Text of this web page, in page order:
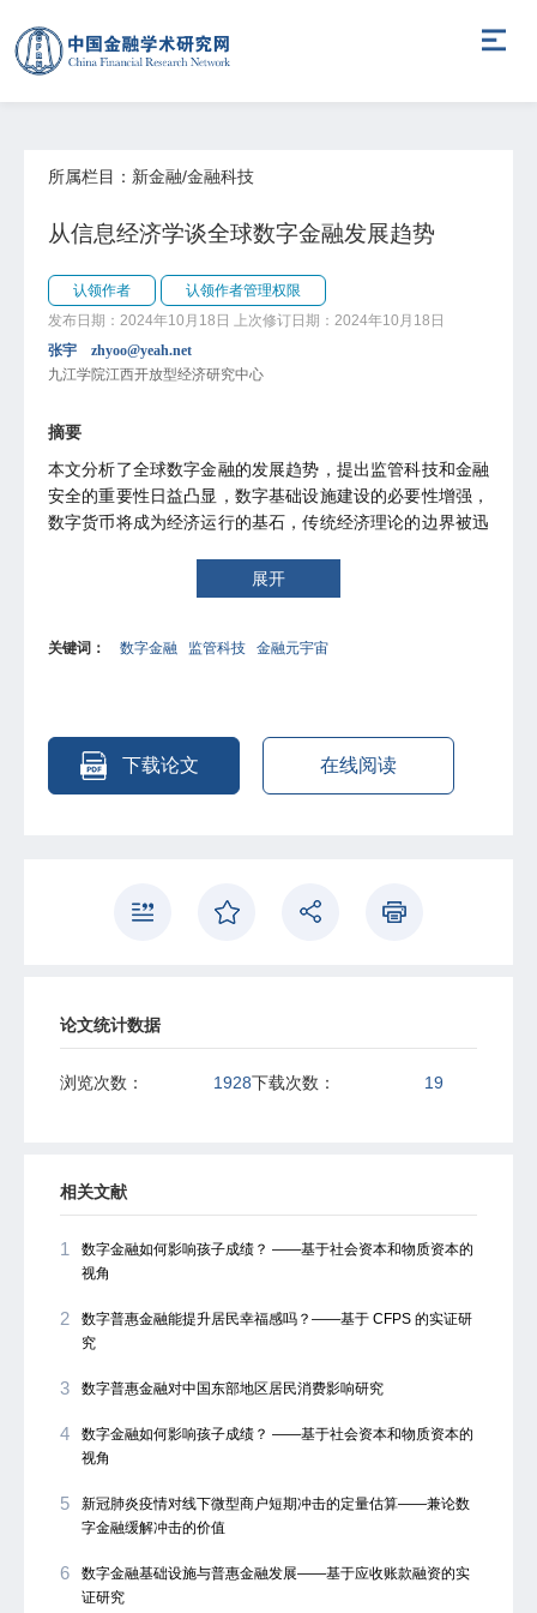
所属栏目：新金融/金融科技
从信息经济学谈全球数字金融发展趋势
认领作者
认领作者管理权限
发布日期：2024年10月18日
上次修订日期：2024年10月18日
张宇 zhyoo@yeah.net
九江学院江西开放型经济研究中心
摘要
本文分析了全球数字金融的发展趋势，提出监管科技和金融
安全的重要性日益凸显，数字基础设施建设的必要性增强，
数字货币将成为经济运行的基石，传统经济理论的边界被迅
并从信息经济学的角度分析了数字经济发展对传统经济结
构、数字经济理论对传统经济理论的冲击与挑战，并从信息
发展将激发新质生产力，为创新和变革提供潜能。
展开
关键词： 数字金融 监管科技 金融元宇宙
下载论文 在线阅读
论文统计数据
浏览次数： 1928下载次数： 19
相关文献
1
数字金融如何影响孩子成绩？ ——基于社会资本和物质资本的
视角
2
数字普惠金融能提升居民幸福感吗？——基于 CFPS 的实证研
究
3 数字普惠金融对中国东部地区居民消费影响研究
4
数字金融如何影响孩子成绩？ ——基于社会资本和物质资本的
视角
5
新冠肺炎疫情对线下微型商户短期冲击的定量估算——兼论数
字金融缓解冲击的价值
6
数字金融基础设施与普惠金融发展——基于应收账款融资的实
证研究